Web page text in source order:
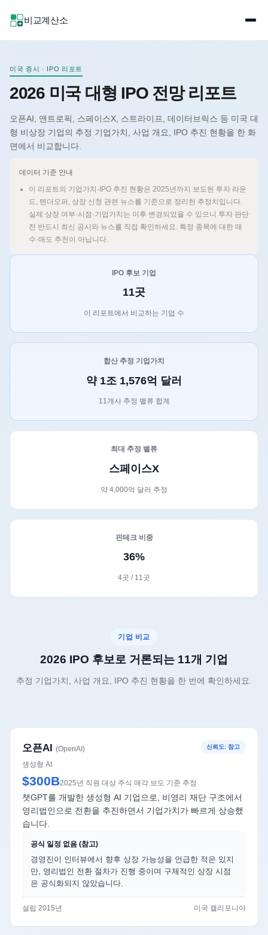
비교계산소
미국 증시 · IPO 리포트
2026 미국 대형 IPO 전망 리포트
오픈AI, 앤트로픽, 스페이스X, 스트라이프, 데이터브릭스 등 미국 대
형 비상장 기업의 추정 기업가치, 사업 개요, IPO 추진 현황을 한 화
면에서 비교합니다.
데이터 기준 안내
이 리포트의 기업가치·IPO 추진 현황은 2025년까지 보도된 투자 라운
드, 텐더오퍼, 상장 신청 관련 뉴스를 기준으로 정리한 추정치입니다.
실제 상장 여부·시점·기업가치는 이후 변경되었을 수 있으니 투자 판단
전 반드시 최신 공시와 뉴스를 직접 확인하세요. 특정 종목에 대한 매
수·매도 추천이 아닙니다.
IPO 후보 기업
11곳
이 리포트에서 비교하는 기업 수
합산 추정 기업가치
약 1조 1,576억 달러
11개사 추정 밸류 합계
최대 추정 밸류
스페이스X
약 4,000억 달러 추정
핀테크 비중
36%
4곳 / 11곳
기업 비교
2026 IPO 후보로 거론되는 11개 기업
추정 기업가치, 사업 개요, IPO 추진 현황을 한 번에 확인하세요.
오픈AI (OpenAI)
생성형 AI
신뢰도: 참고
$300B2025년 직원 대상 주식 매각 보도 기준 추정
챗GPT를 개발한 생성형 AI 기업으로, 비영리 재단 구조에서
영리법인으로 전환을 추진하면서 기업가치가 빠르게 상승했
습니다.
공식 일정 없음 (참고)
경영진이 인터뷰에서 향후 상장 가능성을 언급한 적은 있지
만, 영리법인 전환 절차가 진행 중이며 구체적인 상장 시점
은 공식화되지 않았습니다.
설립 2015년 미국 캘리포니아